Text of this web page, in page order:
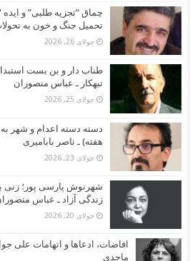
چماق “تجزیه طلبی” و
تحمیل جنگ و خون به
جولای 26, 2026
طناب دار و بن بست
تبهکار ـ عباس منصوران
جولای 25, 2026
دسته دسته اعدام و شهر
هفته) ـ ناصر بابامیری
جولای 23, 2026
شهرنوش پارسی پور؛ زنی
زندگی آزاد ـ عباس
جولای 20, 2026
افاضات، ادعاها و اتهامات علی
ماجدی